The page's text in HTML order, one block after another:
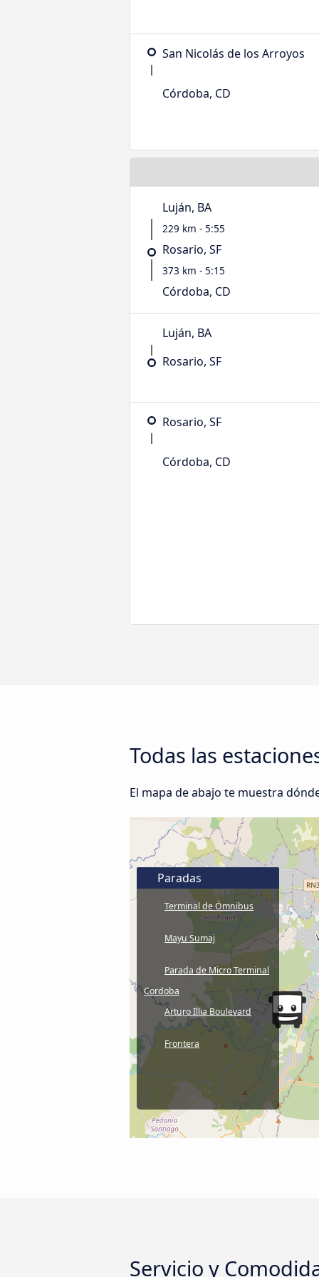
San Nicolás de los Arroyos
Córdoba, CD
Luján, BA
229 km - 5:55
Rosario, SF
373 km - 5:15
Córdoba, CD
Luján, BA
Rosario, SF
Rosario, SF
Córdoba, CD
Todas las
El mapa de abajo te muestra
Paradas
Terminal de Ómnibus
Mayu Sumaj
Parada de Micro Terminal
Cordoba
Arturo Illia Boulevard
Frontera
Servicio y